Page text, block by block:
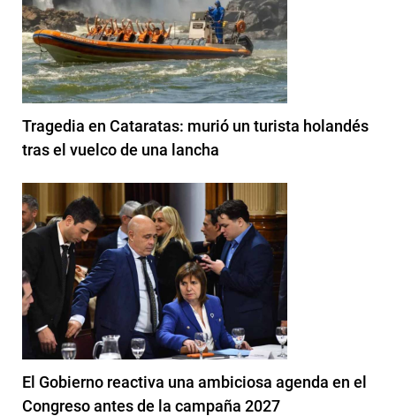
Tragedia en Cataratas: murió un turista holandés
tras el vuelco de una lancha
El Gobierno reactiva una ambiciosa agenda en el
Congreso antes de la campaña 2027